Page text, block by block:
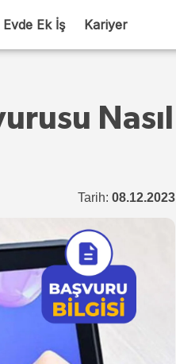
Evde Ek İş Kariyer
Nasıl
Tarih: 08.12.2023